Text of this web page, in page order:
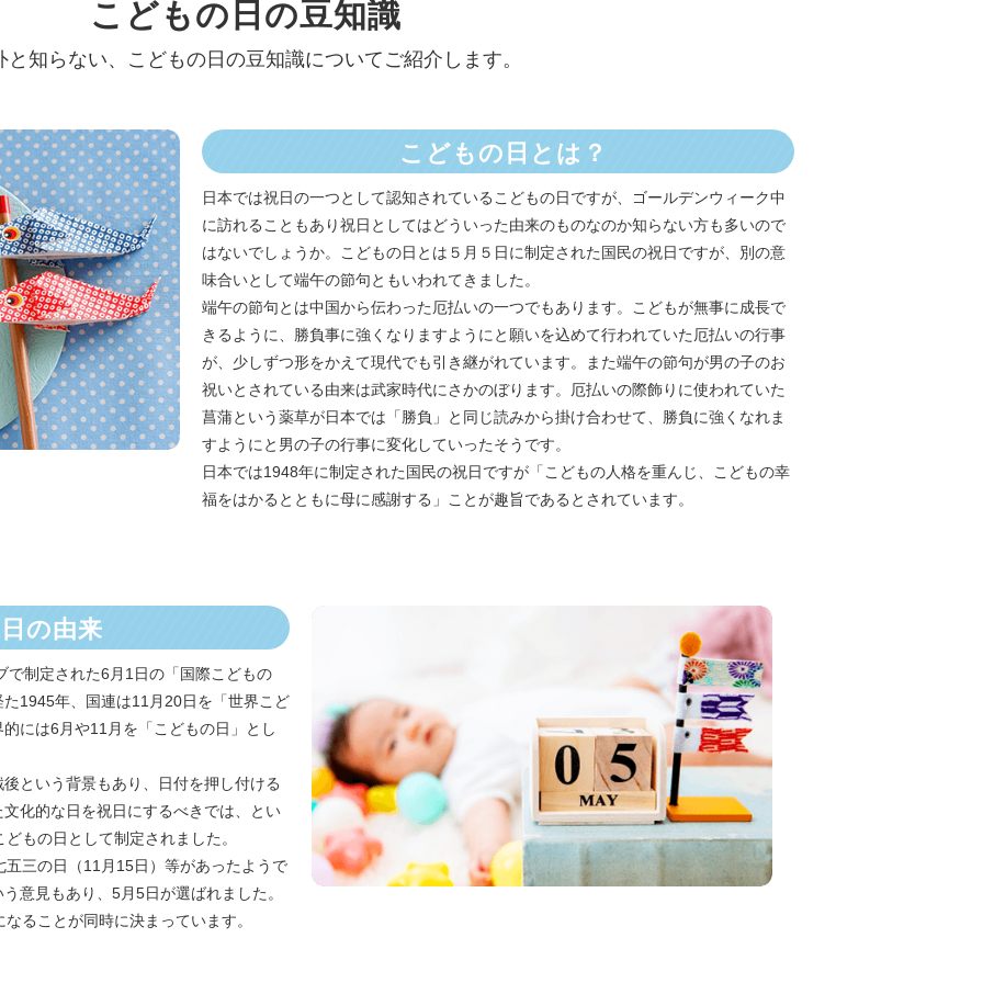
こどもの日の豆知識
と知らない、こどもの日の豆知識についてご紹介します。
こどもの日とは？
日本では祝日の一つとして認知されているこどもの日ですが、ゴールデンウィーク中
に訪れることもあり祝日としてはどういった由来のものなのか知らない方も多いので
はないでしょうか。こどもの日とは５月５日に制定された国民の祝日ですが、別の意
味合いとして端午の節句ともいわれてきました。
端午の節句とは中国から伝わった厄払いの一つでもあります。こどもが無事に成長で
きるように、勝負事に強くなりますようにと願いを込めて行われていた厄払いの行事
が、少しずつ形をかえて現代でも引き継がれています。また端午の節句が男の子のお
祝いとされている由来は武家時代にさかのぼります。厄払いの際飾りに使われていた
菖蒲という薬草が日本では「勝負」と同じ読みから掛け合わせて、勝負に強くなれま
すようにと男の子の行事に変化していったそうです。
日本では1948年に制定された国民の祝日ですが「こどもの人格を重んじ、こどもの幸
福をはかるとともに母に感謝する」ことが趣旨であるとされています。
の由来
制定された6月1日の「国際こどもの
1945年、国連は11月20日を「世界こど
には6月や11月を「こどもの日」とし
という背景もあり、日付を押し付ける
化的な日を祝日にするべきでは、とい
もの日として制定されました。
三の日（11月15日）等があったようで
意見もあり、5月5日が選ばれました。
ることが同時に決まっています。